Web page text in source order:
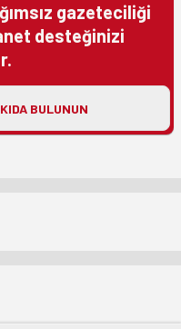
gazeteciliği
desteğinizi
BULUNUN